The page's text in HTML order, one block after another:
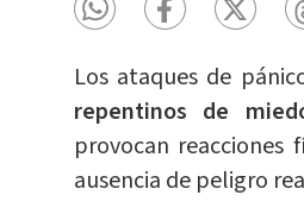
Los ataques de
repentinos de
provocan reacciones
ausencia de peligro